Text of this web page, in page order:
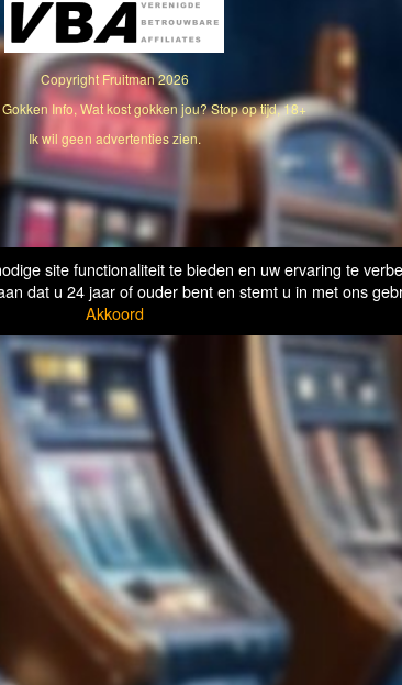
site functionaliteit te bieden en uw ervaring te
dat u 24 jaar of ouder bent en stemt u in met ons
Akkoord
Copyright Fruitman2026
Info, Wat kost gokken jou? Stop op tijd, 18+
Ik wil geen advertenties zien.